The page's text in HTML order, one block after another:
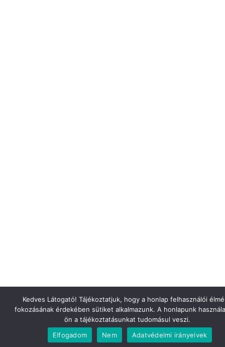
Kedves Látogató! Tájékoztatjuk, hogy a honlap felhasználói
fokozásának érdekében sütiket alkalmazunk. A honlapunk
ön a tájékoztatásunkat tudomásul veszi.
Elfogadom
Nem Adatvédelmi irányelvek